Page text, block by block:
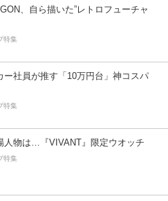
、自ら描いた”レトロフューチャ
特集
ー社員が推す「10万円台」神コスパ
特集
人物は…『VIVANT』限定ウオッチ
特集